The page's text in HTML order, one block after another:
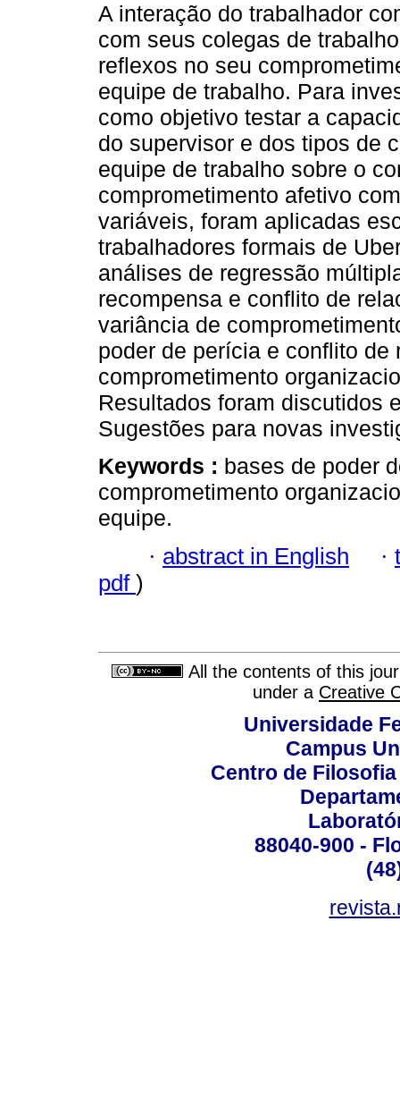
A interação do trabalhador
com seus colegas de
reflexos no seu
equipe de trabalho. Para
como objetivo testar a
do supervisor e dos tipos de
equipe de trabalho sobre o
comprometimento afetivo
variáveis, foram aplicadas
trabalhadores formais de
análises de regressão
recompensa e conflito de
variância de
poder de perícia e conflito
comprometimento
Resultados foram discutidos
Sugestões para novas
Keywords : bases de poder
comprometimento
equipe.
· abstract in English ·
pdf )
All the contents of this
under a Creative
Universidade
Campus
Centro de
88040-900 -